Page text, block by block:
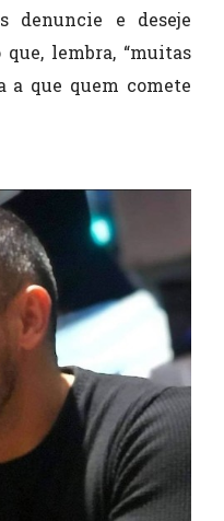
denuncie e deseje
lembra, “muitas
a que quem comete